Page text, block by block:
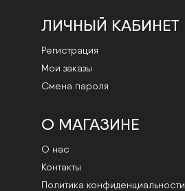
ЛИЧНЫЙ КАБИНЕТ
Регистрация
Мои заказы
Смена пароля
О МАГАЗИНЕ
О нас
Контакты
Политика конфиденциальности